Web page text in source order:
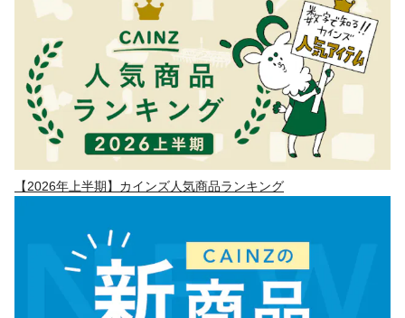
【2026年上半期】カインズ人気商品ランキング